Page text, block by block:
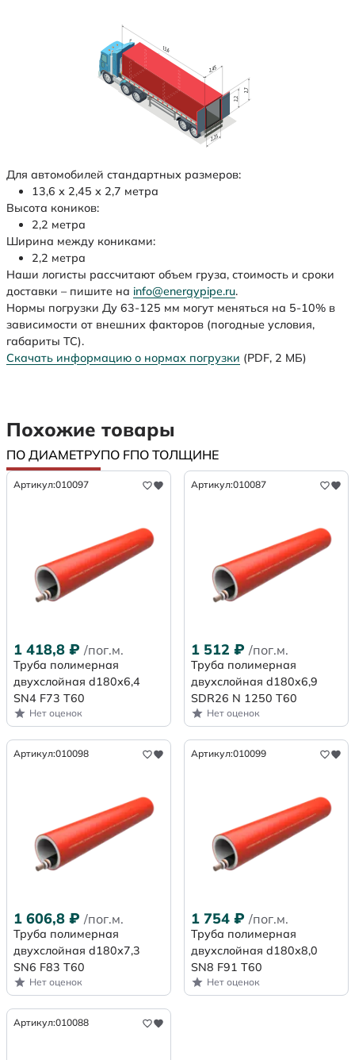
Для автомобилей стандартных размеров:
13,6 х 2,45 х 2,7 метра
Высота коников:
2,2 метра
Ширина между кониками:
2,2 метра
Наши логисты рассчитают объем груза, стоимость и сроки
доставки – пишите на info@energypipe.ru.
Нормы погрузки Ду 63-125 мм могут меняться на 5-10% в
зависимости от внешних факторов (погодные условия,
габариты ТС).
Скачать информацию о нормах погрузки (PDF, 2 МБ)
Похожие товары
ПО ДИАМЕТРУПО FПО ТОЛЩИНЕ
Артикул:010097
1 418,8 ₽ /пог.м.
Труба полимерная
двухслойная d180х6,4
SN4 F73 Т60
Нет оценок
Артикул:010087
1 512 ₽ /пог.м.
Труба полимерная
двухслойная d180x6,9
SDR26 N 1250 Т60
Нет оценок
Артикул:010098
1 606,8 ₽ /пог.м.
Труба полимерная
двухслойная d180х7,3
SN6 F83 Т60
Нет оценок
Артикул:010099
1 754 ₽ /пог.м.
Труба полимерная
двухслойная d180х8,0
SN8 F91 Т60
Нет оценок
Артикул:010088